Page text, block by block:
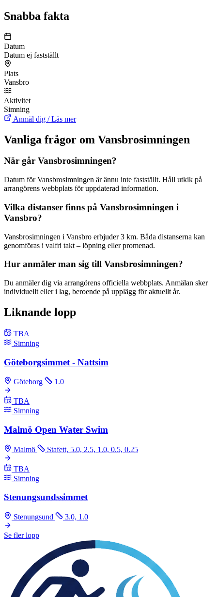
Snabba fakta
Datum
Datum ej fastställt
Plats
Vansbro
Aktivitet
Simning
Anmäl dig / Läs mer
Vanliga frågor om Vansbro­simningen
När går Vansbro­simningen?
Datum för Vansbro­simningen är ännu inte fastställt. Håll utkik på
arrangörens webbplats för uppdaterad information.
Vilka distanser finns på Vansbro­simningen i
Vansbro?
Vansbro­simningen i Vansbro erbjuder 3 km. Båda distanserna kan
genomföras i valfri takt – löpning eller promenad.
Hur anmäler man sig till Vansbro­simningen?
Du anmäler dig via arrangörens officiella webbplats. Anmälan sker
individuellt eller i lag, beroende på upplägg för aktuellt år.
Liknande lopp
TBA
Simning
Göteborgsimmet - Nattsim
Göteborg 1.0
TBA
Simning
Malmö Open Water Swim
Malmö Stafett, 5.0, 2.5, 1.0, 0.5, 0.25
TBA
Simning
Stenungsundssimmet
Stenungsund 3.0, 1.0
Se fler lopp